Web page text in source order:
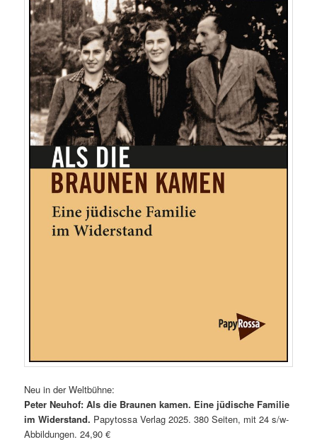
Neu in der Weltbühne:
Peter Neuhof: Als die Braunen kamen. Eine jüdische Familie
im Widerstand. Papytossa Verlag 2025. 380 Seiten, mit 24 s/w-
Abbildungen. 24,90 €